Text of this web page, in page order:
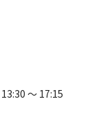
～ 17:15